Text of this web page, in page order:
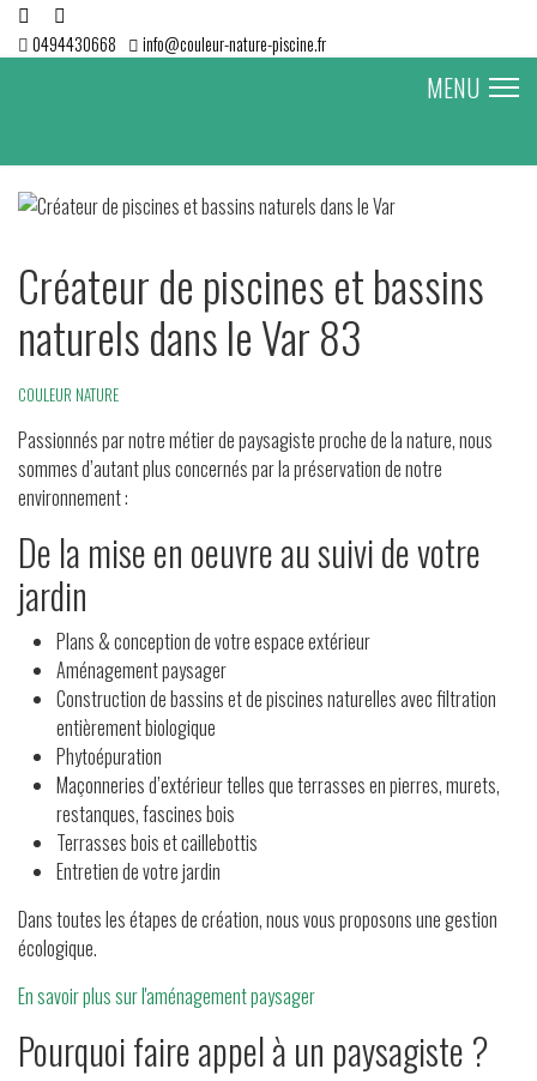
0494430668 info@couleur-nature-piscine.fr
MENU
Créateur de piscines et bassins
naturels dans le Var 83
COULEUR NATURE
Passionnés par notre métier de paysagiste proche de la nature, nous
sommes d’autant plus concernés par la préservation de notre
environnement :
De la mise en oeuvre au suivi de votre
jardin
Plans & conception de votre espace extérieur
Aménagement paysager
Construction de bassins et de piscines naturelles avec filtration
entièrement biologique
Phytoépuration
Maçonneries d’extérieur telles que terrasses en pierres, murets,
restanques, fascines bois
Terrasses bois et caillebottis
Entretien de votre jardin
Dans toutes les étapes de création, nous vous proposons une gestion
écologique.
En savoir plus sur l'aménagement paysager
Pourquoi faire appel à un paysagiste ?